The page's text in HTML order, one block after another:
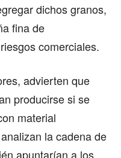
dichos granos,
fina de
comerciales.
advierten que
producirse si se
material
la cadena de
apuntarían a los